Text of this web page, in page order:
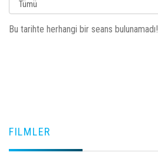
Bu tarihte herhangi bir seans bulunamadı!
FILMLER